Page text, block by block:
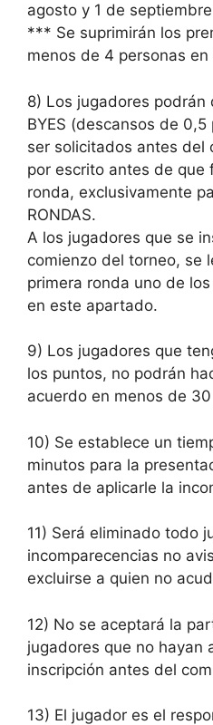
agosto y 1 de
*** Se suprimirán los
menos de 4 personas
8) Los jugadores
BYES (descansos de
ser solicitados antes del
por escrito antes de que
ronda, exclusivamente
RONDAS.
A los jugadores que se
comienzo del torneo, se
primera ronda uno de
en este apartado.
9) Los jugadores que
los puntos, no podrán
acuerdo en menos de
10) Se establece un
minutos para la
antes de aplicarle la
11) Será eliminado todo
incomparecencias no
excluirse a quien no
12) No se aceptará la
jugadores que no hayan
inscripción antes del
13) El jugador es el